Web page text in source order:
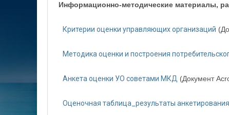
Информационно-методические материалы,
Критерии оценки управляющих организаций
Методика оценки и построения
Анкета оценки УО советами МКД (Документ
Оценочная таблица_результаты анкетирования